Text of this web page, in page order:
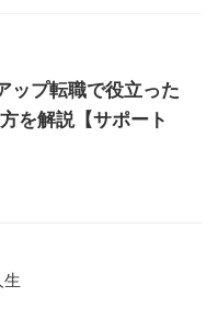
ップ転職で役立った
を解説【サポート